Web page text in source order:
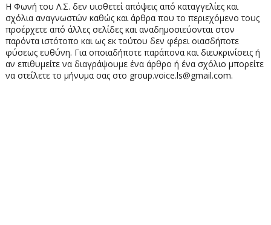
Η Φωνή του Λ.Σ. δεν υιοθετεί απόψεις από καταγγελίες και
σχόλια αναγνωστών καθώς και άρθρα που το περιεχόμενο τους
προέρχετε από άλλες σελίδες και αναδημοσιεύονται στον
παρόντα ιστότοπο και ως εκ τούτου δεν φέρει οιασδήποτε
φύσεως ευθύνη. Για οποιαδήποτε παράπονα και διευκρινίσεις ή
αν επιθυμείτε να διαγράψουμε ένα άρθρο ή ένα σχόλιο μπορείτε
να στείλετε το μήνυμα σας στο group.voice.ls@gmail.com.